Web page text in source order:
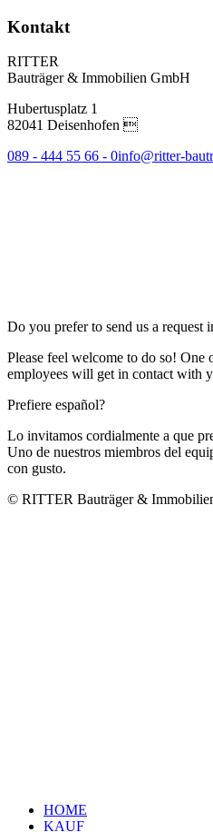
Kontakt
RITTER
Bauträger & Immobilien GmbH
Hubertusplatz 1
82041 Deisenhofen 
089 - 444 55 66 - 0info@ritter-
Do you prefer to send us a request
Please feel welcome to do so! One
employees will get in contact with
Prefiere español?
Lo invitamos cordialmente a que
Uno de nuestros miembros del
con gusto.
© RITTER Bauträger &
HOME
KAUF